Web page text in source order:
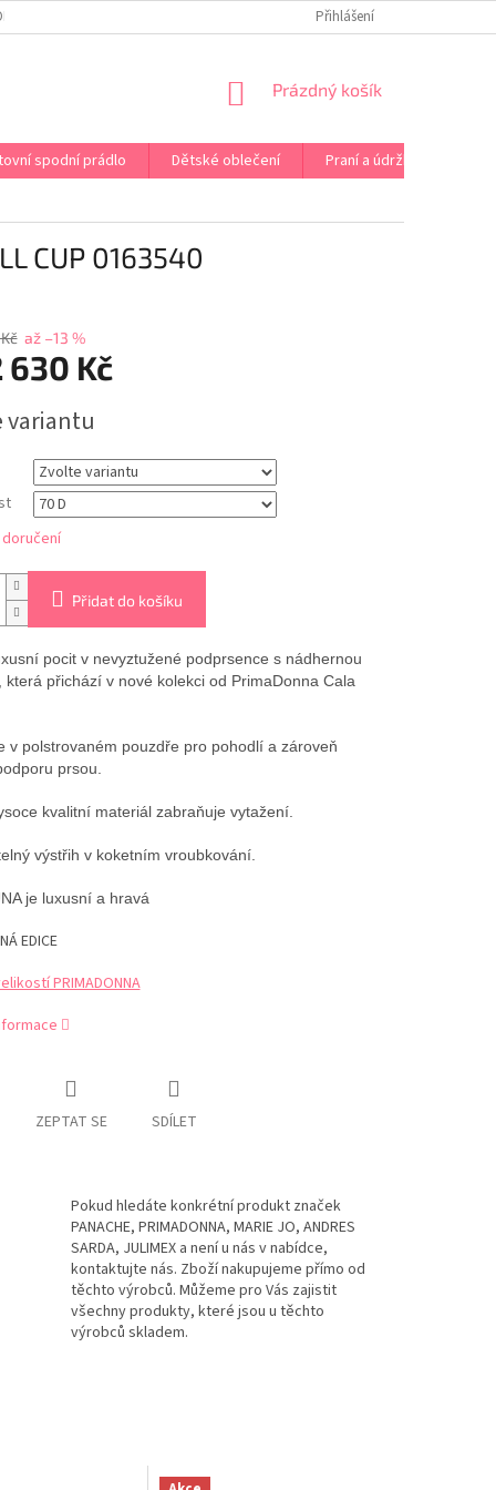
PRÁDLA NA MÍRU DOPRAVA A PLATBA ČR A EU
Přihlášení
NÁKUPNÍ
Prázdný košík
spodní prádlo Dětské oblečení Praní a údržba
CUP 0163540
až –13 %
630 Kč
variantu
Přidat do košíku
pocit v nevyztužené podprsence s nádhernou
která přichází v nové kolekci od PrimaDonna Cala
v polstrovaném pouzdře pro pohodlí a zároveň
prsou.
kvalitní materiál zabraňuje vytažení.
výstřih v koketním vroubkování.
je luxusní a hravá
EDICE
PRIMADONNA
ZEPTAT SE SDÍLET
Pokud hledáte konkrétní produkt značek
PANACHE, PRIMADONNA, MARIE JO, ANDRES
SARDA, JULIMEX a není u nás v nabídce,
kontaktujte nás. Zboží nakupujeme přímo od
těchto výrobců. Můžeme pro Vás zajistit
všechny produkty, které jsou u těchto
výrobců skladem.